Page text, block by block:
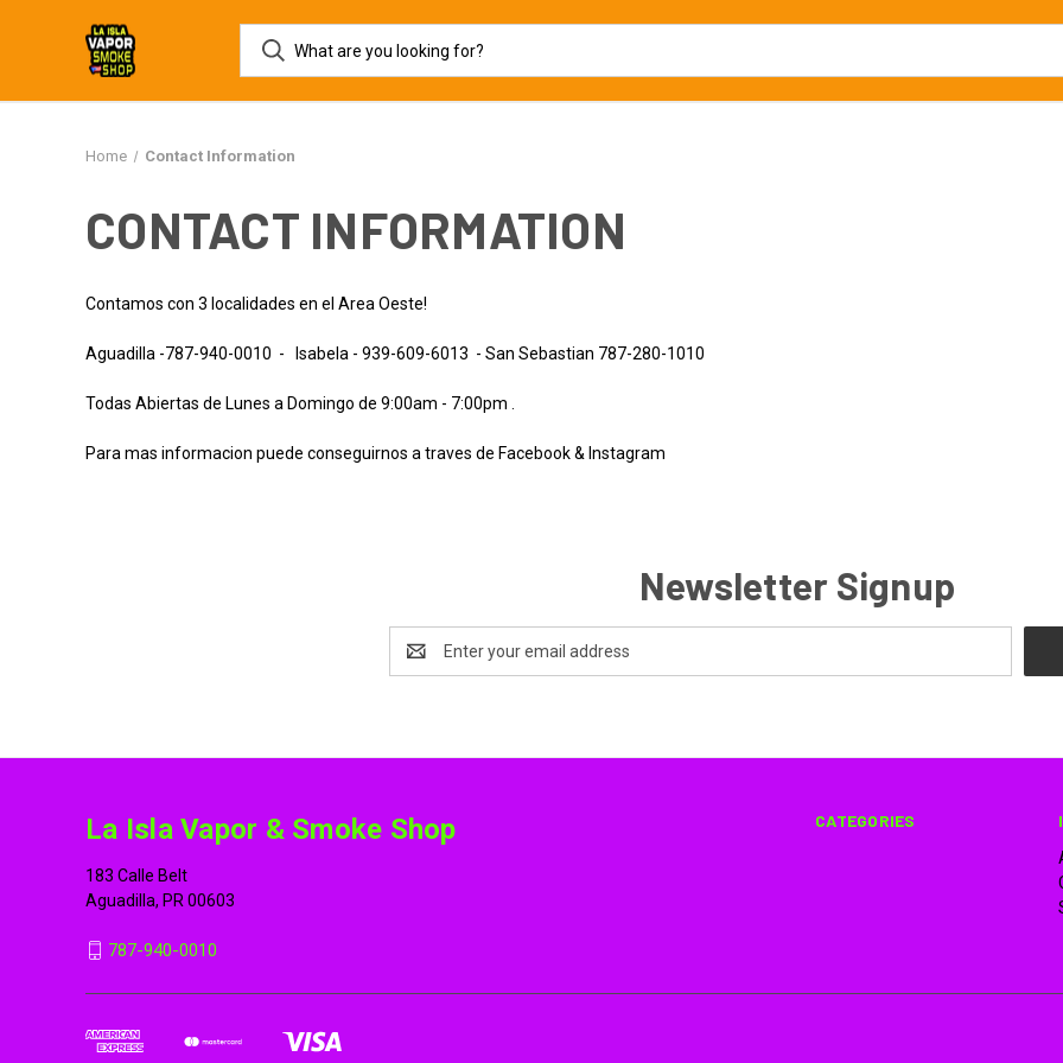
Home Contact Information
CONTACT INFORMATION
Contamos con 3 localidades en el Area Oeste!
Aguadilla -787-940-0010 - Isabela - 939-609-6013 - San Sebastian 787-280-1010
Todas Abiertas de Lunes a Domingo de 9:00am - 7:00pm .
Para mas informacion puede conseguirnos a traves de Facebook & Instagram
Newsletter Signup
Address
CATEGORIES
La Isla Vapor & Smoke Shop
183 Calle Belt
Aguadilla, PR 00603
787-940-0010